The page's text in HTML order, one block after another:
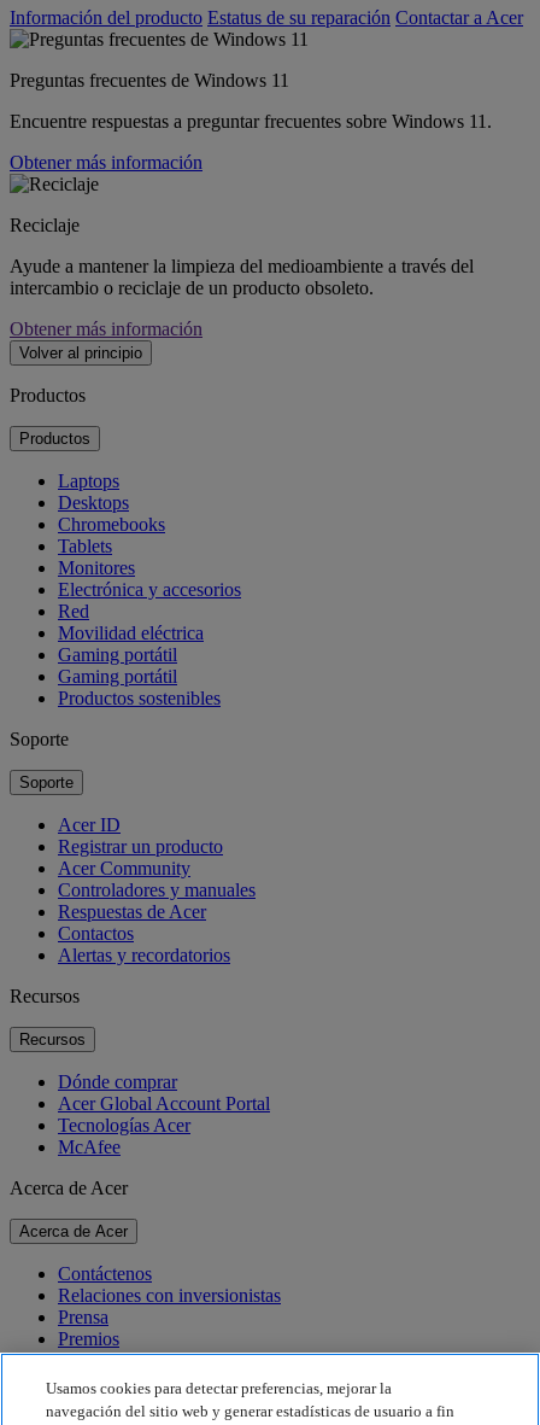
Información del producto Estatus de su reparación Contactar a Acer
Preguntas frecuentes de Windows 11
Encuentre respuestas a preguntar frecuentes sobre Windows 11.
Obtener más información
Reciclaje
Ayude a mantener la limpieza del medioambiente a través del
intercambio o reciclaje de un producto obsoleto.
Obtener más información
Volver al principio
Productos
Productos
Laptops
Desktops
Chromebooks
Tablets
Monitores
Electrónica y accesorios
Red
Movilidad eléctrica
Gaming portátil
Gaming portátil
Productos sostenibles
Soporte
Soporte
Acer ID
Registrar un producto
Acer Community
Controladores y manuales
Respuestas de Acer
Contactos
Alertas y recordatorios
Recursos
Recursos
Dónde comprar
Acer Global Account Portal
Tecnologías Acer
McAfee
Acerca de Acer
Acerca de Acer
Contáctenos
Relaciones con inversionistas
Prensa
Premios
Eventos
Sostenibilidad
Usamos cookies para detectar preferencias, mejorar la
navegación del sitio web y generar estadísticas de usuario a fin